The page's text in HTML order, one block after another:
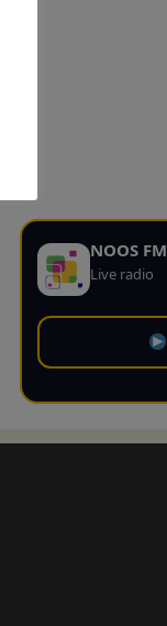
NOOS FM
Live radio